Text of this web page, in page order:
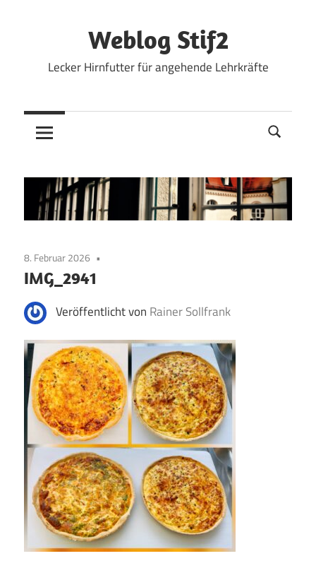
Weblog Stif2
Lecker Hirnfutter für angehende Lehrkräfte
8. Februar 2026
IMG_2941
Veröffentlicht von Rainer Sollfrank